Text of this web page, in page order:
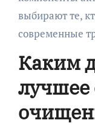
выбирают те,
современные
Каким
лучшее